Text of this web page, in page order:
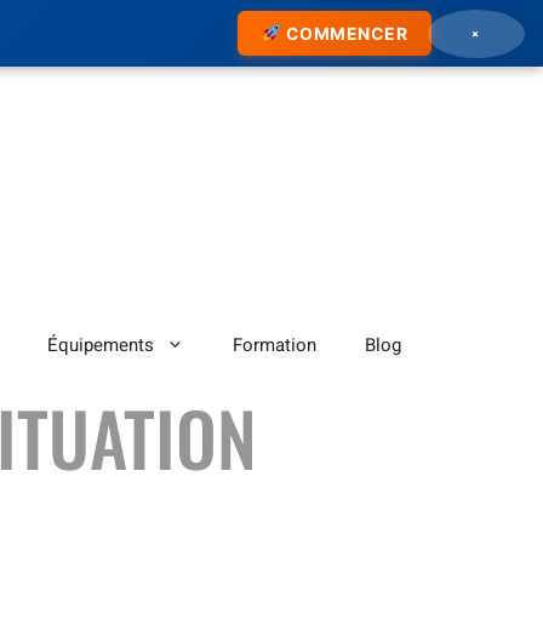
COMMENCER ×
Équipements Formation Blog